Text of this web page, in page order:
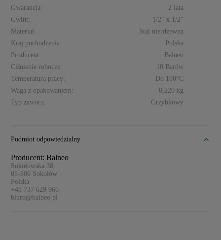
Gwarancja:
2 lata
Gwint:
1/2" x 1/2"
Materiał:
Stal nierdzewna
Kraj pochodzenia:
Polska
Producent:
Balneo
Ciśnienie robocze:
10 Barów
Temperatura pracy:
Do 100°C
Waga z opakowaniem:
0,220 kg
Typ zaworu:
Grzybkowy
Podmiot odpowiedzialny
Producent: Balneo
Sokołowska 38
05-806 Sokołów
Polska
+48 737 629 966
biuro@balneo.pl